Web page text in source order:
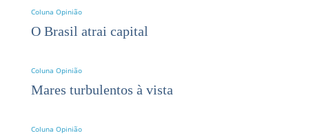
Coluna Opinião
O Brasil atrai capital
Coluna Opinião
Mares turbulentos à vista
Coluna Opinião